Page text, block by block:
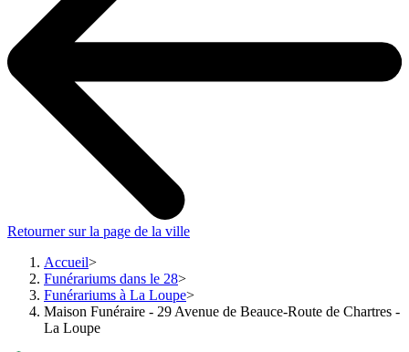
Retourner sur la page de la ville
Accueil
Funérariums dans le 28
Funérariums à La Loupe
Maison Funéraire - 29 Avenue de Beauce-Route de Chartres -
La Loupe